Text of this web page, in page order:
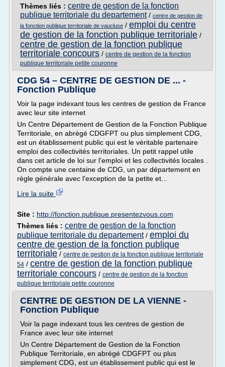
Thèmes liés : centre de gestion de la fonction
publique territoriale du departement/ centre de gestion de
la fonction publique territoriale de vaucluse / emploi du centre
de gestion de la fonction publique territoriale /
centre de gestion de la fonction publique
territoriale concours / centre de gestion de la fonction
publique territoriale petite couronne
CDG 54 – CENTRE DE GESTION DE ... -
Fonction Publique
Voir la page indexant tous les centres de gestion de France
avec leur site internet
Un Centre Département de Gestion de la Fonction Publique
Territoriale, en abrégé CDGFPT ou plus simplement CDG,
est un établissement public qui est le véritable partenaire
emploi des collectivités territoriales. Un petit rappel utile
dans cet article de loi sur l'emploi et les collectivités locales .
On compte une centaine de CDG, un par département en
règle générale avec l'exception de la petite et...
Lire la suite
Site : http://fonction.publique.presentezvous.com
Thèmes liés : centre de gestion de la fonction
publique territoriale du departement/ emploi du
centre de gestion de la fonction publique
territoriale / centre de gestion de la fonction publique territoriale
54 / centre de gestion de la fonction publique
territoriale concours / centre de gestion de la fonction
publique territoriale petite couronne
CENTRE DE GESTION DE LA VIENNE -
Fonction Publique
Voir la page indexant tous les centres de gestion de
France avec leur site internet
Un Centre Département de Gestion de la Fonction
Publique Territoriale, en abrégé CDGFPT ou plus
simplement CDG, est un établissement public qui est le